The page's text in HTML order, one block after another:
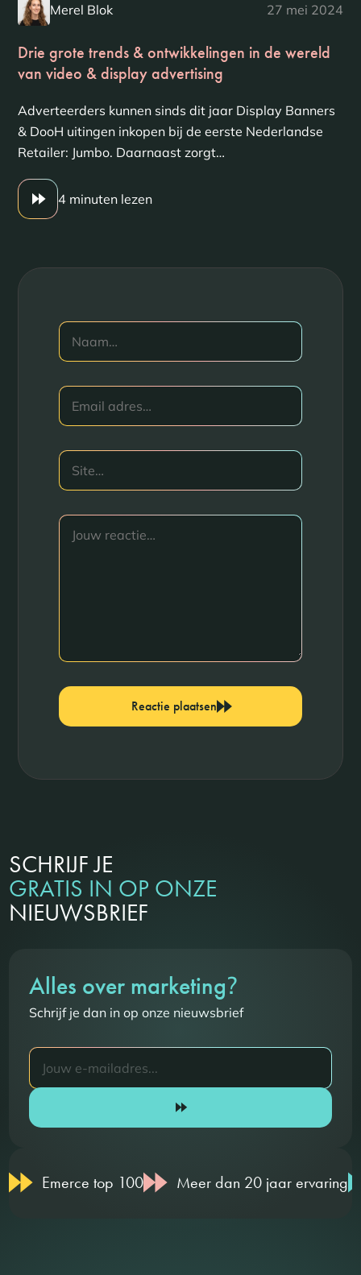
Merel Blok 27 mei 2024
Drie grote trends & ontwikkelingen in de wereld
van video & display advertising
Adverteerders kunnen sinds dit jaar Display Banners
& DooH uitingen inkopen bij de eerste Nederlandse
Retailer: Jumbo. Daarnaast zorgt…
4 minuten lezen
Reactie plaatsen
SCHRIJF JE
GRATIS IN OP ONZE
NIEUWSBRIEF
Alles over marketing?
Schrijf je dan in op onze nieuwsbrief
Emerce top 100 Meer dan 20 jaar ervaring